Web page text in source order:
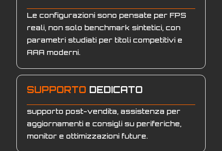
Le configurazioni sono pensate per FPS
reali, non solo benchmark sintetici, con
parametri studiati per titoli competitivi e
AAA moderni.
SUPPORTO DEDICATO
supporto post-vendita, assistenza per
aggiornamenti e consigli su periferiche,
monitor e ottimizzazioni future.